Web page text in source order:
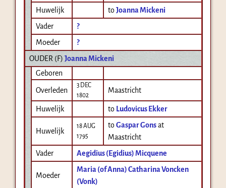
Huwelijk
toJoanna Mickeni
Vader
?
Moeder
?
OUDER (F) Joanna Mickeni
Geboren
Overleden
3 DEC
1802
Maastricht
Huwelijk to Ludovicus Ekker
Huwelijk
18 AUG
1795
toGaspar Gons at
Maastricht
Vader
Aegidius (Egidius) Micquene
Moeder
Maria (of Anna) Catharina Voncken
(Vonk)